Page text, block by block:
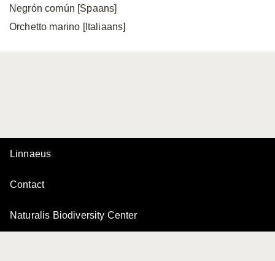
Negrón común [Spaans]
Orchetto marino [Italiaans]
Linnaeus
Contact
Naturalis Biodiversity Center